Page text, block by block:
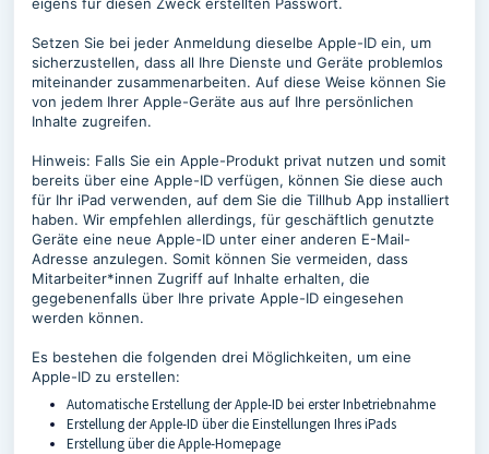
Setzen Sie bei jeder Anmeldung dieselbe Apple-ID ein, um
sicherzustellen, dass all Ihre Dienste und Geräte problemlos
miteinander zusammenarbeiten. Auf diese Weise können Sie
von jedem Ihrer Apple-Geräte aus auf Ihre persönlichen
Inhalte zugreifen.
Hinweis: Falls Sie ein Apple-Produkt privat nutzen und somit
bereits über eine Apple-ID verfügen, können Sie diese auch
für Ihr iPad verwenden, auf dem Sie die Tillhub App installiert
haben. Wir empfehlen allerdings, für geschäftlich genutzte
Geräte eine neue Apple-ID unter einer anderen E-Mail-
Adresse anzulegen. Somit können Sie vermeiden, dass
Mitarbeiter*innen Zugriff auf Inhalte erhalten, die
gegebenenfalls über Ihre private Apple-ID eingesehen
werden können.
Es bestehen die folgenden drei Möglichkeiten, um eine
Apple-ID zu erstellen:
Automatische Erstellung der Apple-ID bei erster Inbetriebnahme
Erstellung der Apple-ID über die Einstellungen Ihres iPads
Erstellung über die Apple-Homepage